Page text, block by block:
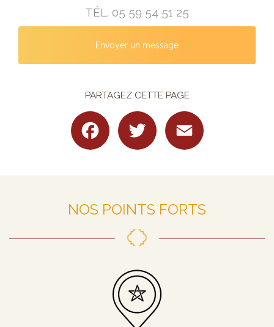
TÉL. 05 59 54 51 25
Envoyer un message
PARTAGEZ CETTE PAGE
Facebook Twitter
NOS POINTS FORTS